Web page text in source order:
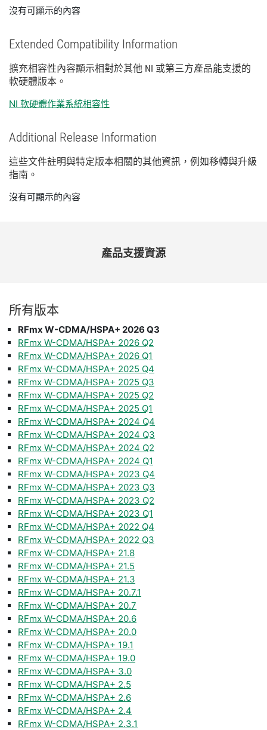
沒有可顯示的內容
Extended Compatibility Information
擴充相容性內容顯示相對於其他 NI 或第三方產品能支援的
軟硬體版本。
NI 軟硬體作業系統相容性
Additional Release Information
這些文件註明與特定版本相關的其他資訊， 例如移轉與升級
指南。
沒有可顯示的內容
產品支援資源
所有版本
RFmx W-CDMA/HSPA+ 2026 Q3
RFmx W-CDMA/HSPA+ 2026 Q2
RFmx W-CDMA/HSPA+ 2026 Q1
RFmx W-CDMA/HSPA+ 2025 Q4
RFmx W-CDMA/HSPA+ 2025 Q3
RFmx W-CDMA/HSPA+ 2025 Q2
RFmx W-CDMA/HSPA+ 2025 Q1
RFmx W-CDMA/HSPA+ 2024 Q4
RFmx W-CDMA/HSPA+ 2024 Q3
RFmx W-CDMA/HSPA+ 2024 Q2
RFmx W-CDMA/HSPA+ 2024 Q1
RFmx W-CDMA/HSPA+ 2023 Q4
RFmx W-CDMA/HSPA+ 2023 Q3
RFmx W-CDMA/HSPA+ 2023 Q2
RFmx W-CDMA/HSPA+ 2023 Q1
RFmx W-CDMA/HSPA+ 2022 Q4
RFmx W-CDMA/HSPA+ 2022 Q3
RFmx W-CDMA/HSPA+ 21.8
RFmx W-CDMA/HSPA+ 21.5
RFmx W-CDMA/HSPA+ 21.3
RFmx W-CDMA/HSPA+ 20.7.1
RFmx W-CDMA/HSPA+ 20.7
RFmx W-CDMA/HSPA+ 20.6
RFmx W-CDMA/HSPA+ 20.0
RFmx W-CDMA/HSPA+ 19.1
RFmx W-CDMA/HSPA+ 19.0
RFmx W-CDMA/HSPA+ 3.0
RFmx W-CDMA/HSPA+ 2.5
RFmx W-CDMA/HSPA+ 2.6
RFmx W-CDMA/HSPA+ 2.4
RFmx W-CDMA/HSPA+ 2.3.1